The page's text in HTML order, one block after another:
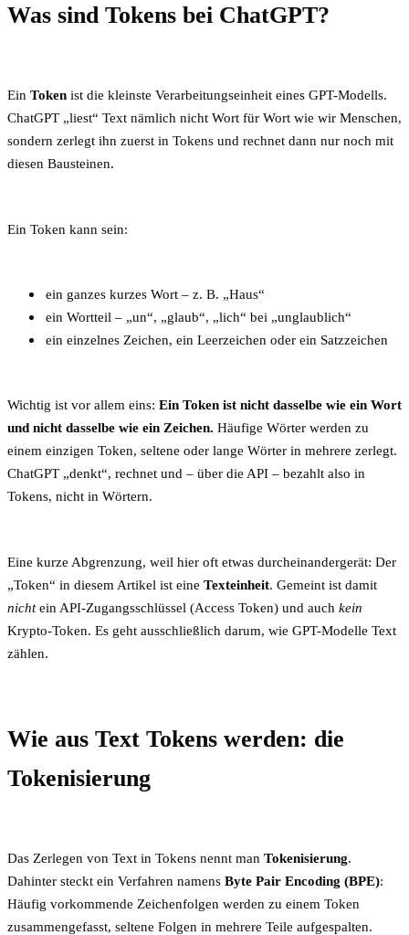
Was sind Tokens bei ChatGPT?
Ein Token ist die kleinste Verarbeitungseinheit eines GPT-Modells.
ChatGPT „liest“ Text nämlich nicht Wort für Wort wie wir Menschen,
sondern zerlegt ihn zuerst in Tokens und rechnet dann nur noch mit
diesen Bausteinen.
Ein Token kann sein:
ein ganzes kurzes Wort – z. B. „Haus“
ein Wortteil – „un“, „glaub“, „lich“ bei „unglaublich“
ein einzelnes Zeichen, ein Leerzeichen oder ein Satzzeichen
Wichtig ist vor allem eins: Ein Token ist nicht dasselbe wie ein Wort
und nicht dasselbe wie ein Zeichen. Häufige Wörter werden zu
einem einzigen Token, seltene oder lange Wörter in mehrere zerlegt.
ChatGPT „denkt“, rechnet und – über die API – bezahlt also in
Tokens, nicht in Wörtern.
Eine kurze Abgrenzung, weil hier oft etwas durcheinandergerät: Der
„Token“ in diesem Artikel ist eine Texteinheit. Gemeint ist damit
nichtein API-Zugangsschlüssel (Access Token) und auch kein
Krypto-Token. Es geht ausschließlich darum, wie GPT-Modelle Text
zählen.
Wie aus Text Tokens werden: die
Tokenisierung
Das Zerlegen von Text in Tokens nennt man Tokenisierung.
Dahinter steckt ein Verfahren namens Byte Pair Encoding (BPE):
Häufig vorkommende Zeichenfolgen werden zu einem Token
zusammengefasst, seltene Folgen in mehrere Teile aufgespalten.